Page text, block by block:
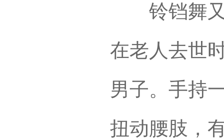
铃铛舞又
在老人去世
男子。手持
扭动腰肢，